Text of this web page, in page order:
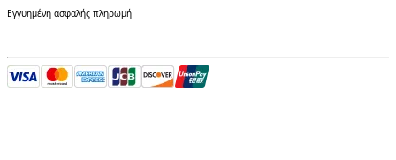
Εγγυημένη ασφαλής πληρωμή